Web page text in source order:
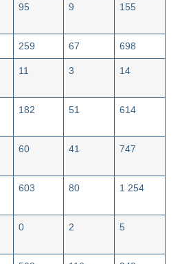
95 9 155
259 67 698
11 3 14
182 51 614
60 41 747
603 80 1 254
0 2 5